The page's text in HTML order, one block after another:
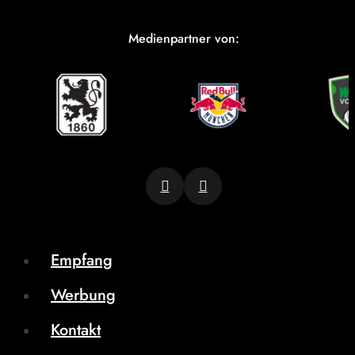
Medienpartner von:
Empfang
Werbung
Kontakt